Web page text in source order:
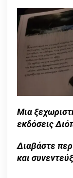
Μια
εκδόσεις
Διαβάστε
και